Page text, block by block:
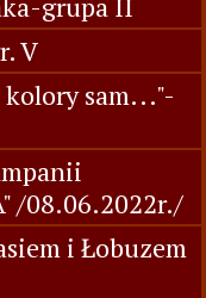
V
kolory sam..."-
/08.06.2022r./
i Łobuzem